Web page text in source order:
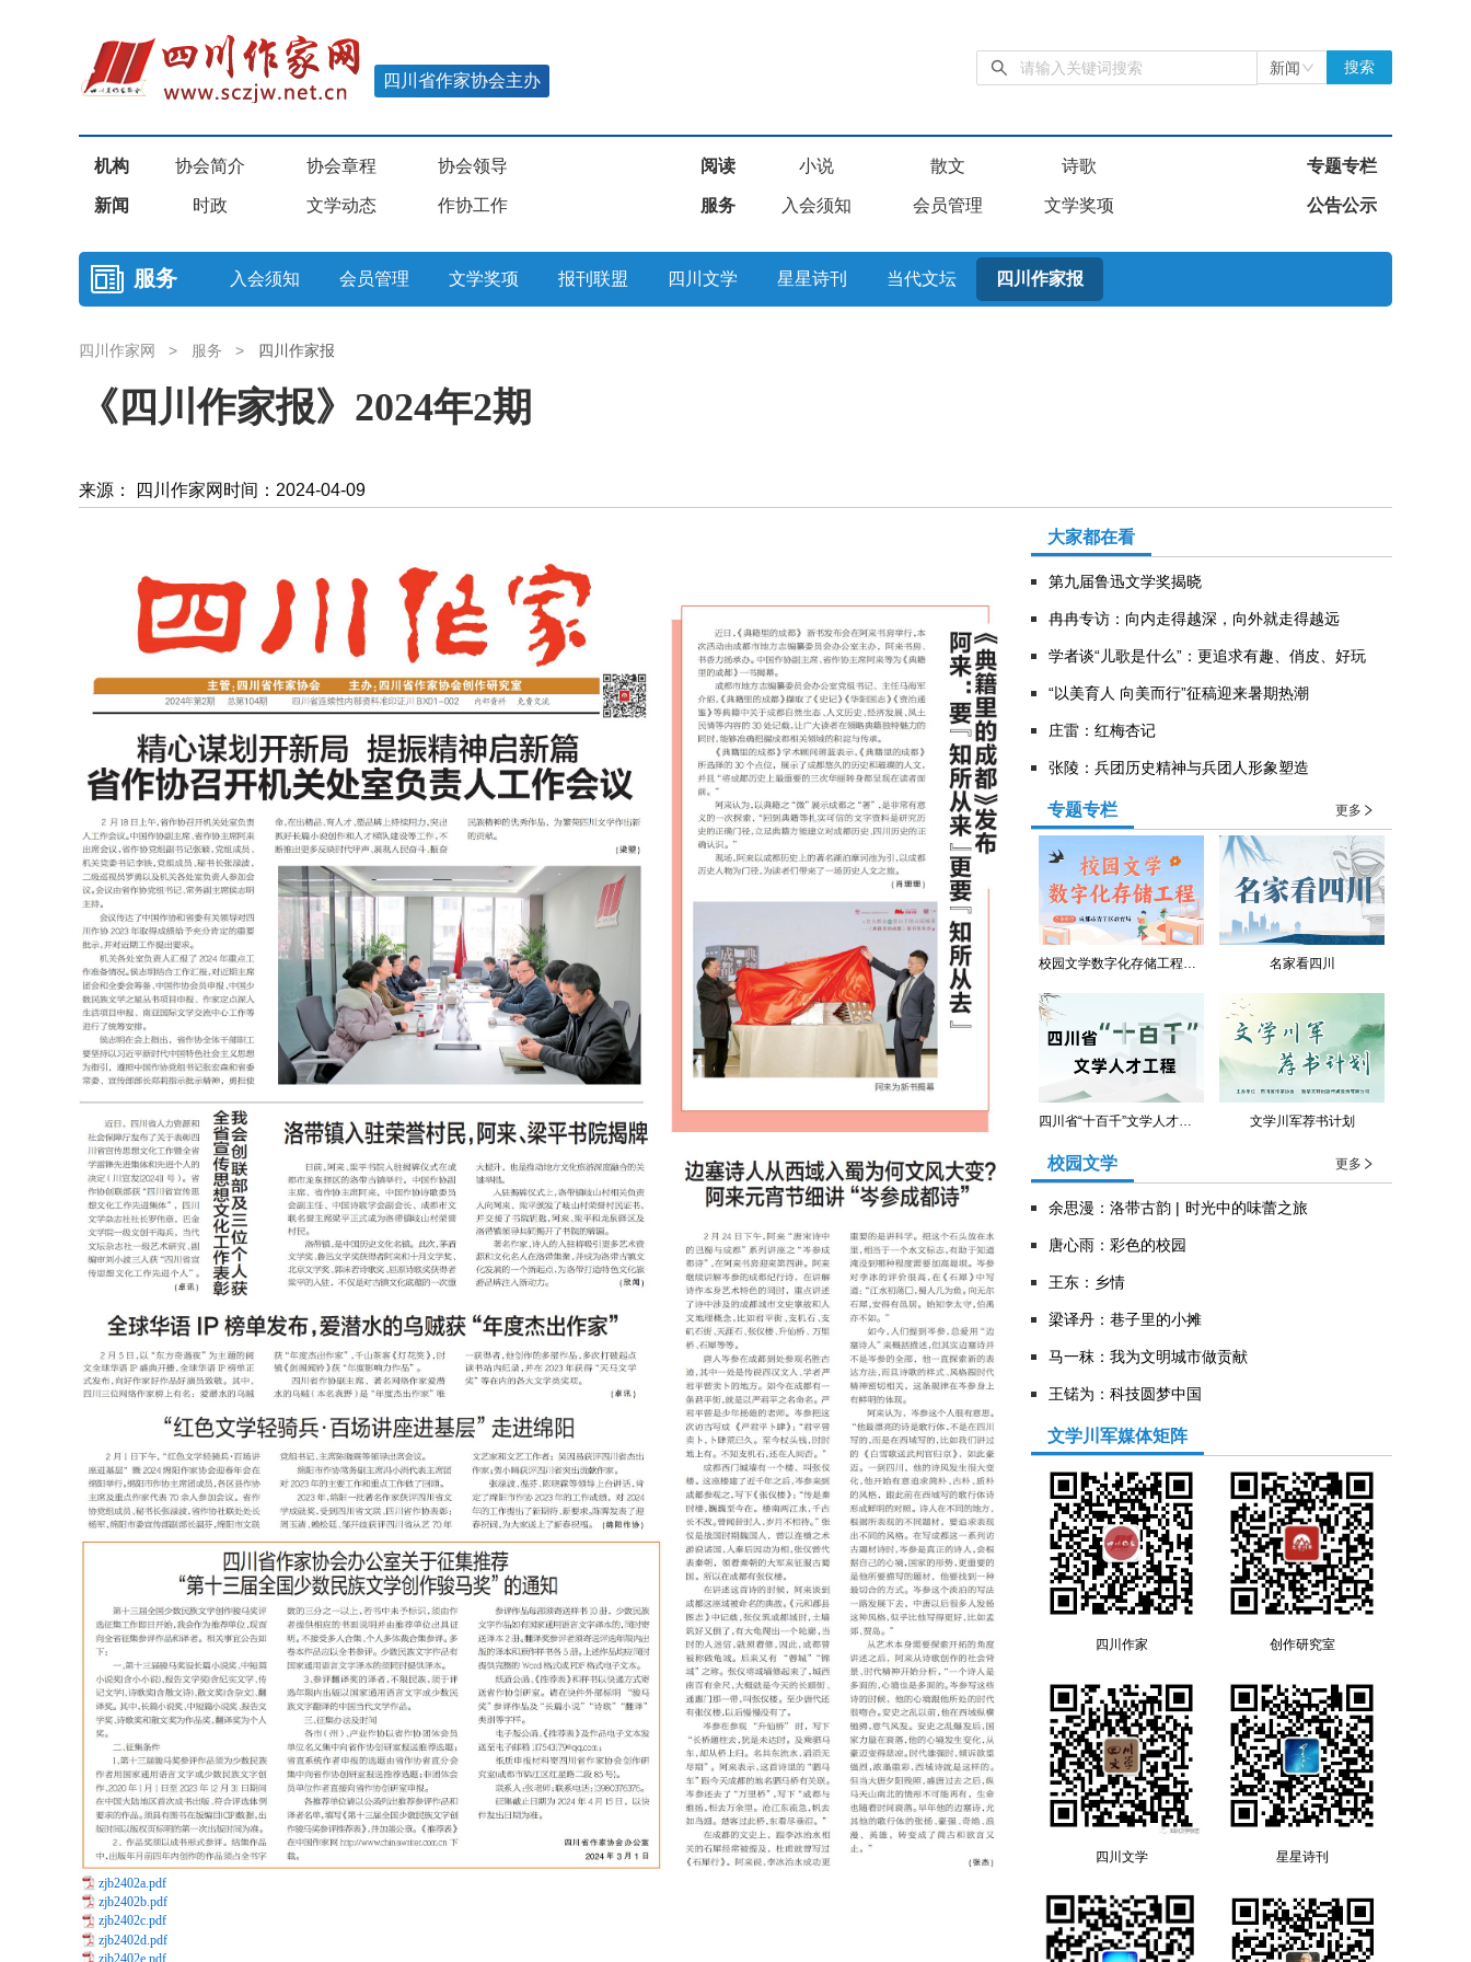
四川省作家协会主办
新闻 搜索
机构 协会简介 协会章程 协会领导 阅读 小说 散文 诗歌 专题专栏
新闻 时政 文学动态 作协工作 服务 入会须知 会员管理 文学奖项 公告公示
服务 入会须知 会员管理 文学奖项 报刊联盟 四川文学 星星诗刊 当代文坛 四川作家报
四川作家网 > 服务 > 四川作家报
《四川作家报》2024年2期
来源： 四川作家网 时间：2024-04-09
zjb2402a.pdf
zjb2402b.pdf
zjb2402c.pdf
zjb2402d.pdf
zjb2402e.pdf
大家都在看
第九届鲁迅文学奖揭晓
冉冉专访：向内走得越深，向外就走得越远
学者谈“儿歌是什么”：更追求有趣、俏皮、好玩
“以美育人 向美而行”征稿迎来暑期热潮
庄雷：红梅杏记
张陵：兵团历史精神与兵团人形象塑造
专题专栏 更多
校园文学数字化存储工程（青羊区教育局） 名家看四川
四川省“十百千”文学人才工程 文学川军荐书计划
校园文学 更多
余思漫：洛带古韵 | 时光中的味蕾之旅
唐心雨：彩色的校园
王东：乡情
​梁译丹：巷子里的小摊
马一秣：我为文明城市做贡献
王锘为：科技圆梦中国
文学川军媒体矩阵
四川作家 创作研究室
四川文学 星星诗刊